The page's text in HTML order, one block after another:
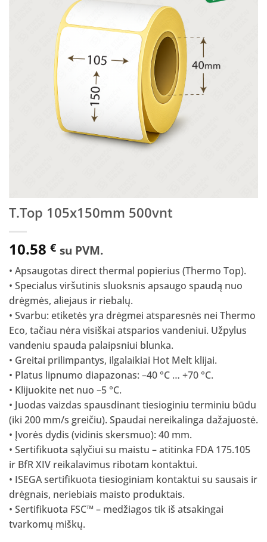
T.Top 105x150mm 500vnt
10.58 € su PVM.
• Apsaugotas direct thermal popierius (Thermo Top).
• Specialus viršutinis sluoksnis apsaugo spaudą nuo
drėgmės, aliejaus ir riebalų.
• Svarbu: etiketės yra drėgmei atsparesnės nei Thermo
Eco, tačiau nėra visiškai atsparios vandeniui. Užpylus
vandeniu spauda palaipsniui blunka.
• Greitai prilimpantys, ilgalaikiai Hot Melt klijai.
• Platus lipnumo diapazonas: –40 °C … +70 °C.
• Klijuokite net nuo –5 °C.
• Juodas vaizdas spausdinant tiesioginiu terminiu būdu
(iki 200 mm/s greičiu). Spaudai nereikalinga dažajuostė.
• Įvorės dydis (vidinis skersmuo): 40 mm.
• Sertifikuota sąlyčiui su maistu – atitinka FDA 175.105
ir BfR XIV reikalavimus ribotam kontaktui.
• ISEGA sertifikuota tiesioginiam kontaktui su sausais ir
drėgnais, neriebiais maisto produktais.
• Sertifikuota FSC™ – medžiagos tik iš atsakingai
tvarkomų miškų.